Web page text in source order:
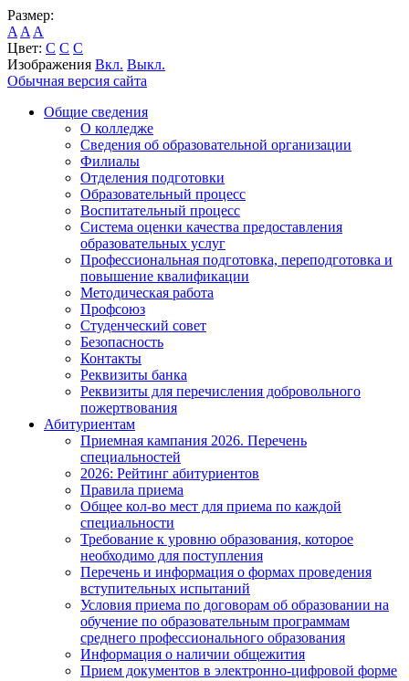
Размер:
A A A
Цвет: C C C
Изображения Вкл. Выкл.
Обычная версия сайта
Общие сведения
О колледже
Сведения об образовательной организации
Филиалы
Отделения подготовки
Образовательный процесс
Воспитательный процесс
Система оценки качества предоставления
образовательных услуг
Профессиональная подготовка, переподготовка и
повышение квалификации
Методическая работа
Профсоюз
Студенческий совет
Безопасность
Контакты
Реквизиты банка
Реквизиты для перечисления добровольного
пожертвования
Абитуриентам
Приемная кампания 2026. Перечень
специальностей
2026: Рейтинг абитуриентов
Правила приема
Общее кол-во мест для приема по каждой
специальности
Требование к уровню образования, которое
необходимо для поступления
Перечень и информация о формах проведения
вступительных испытаний
Условия приема по договорам об образовании на
обучение по образовательным программам
среднего профессионального образования
Информация о наличии общежития
Прием документов в электронно-цифровой форме